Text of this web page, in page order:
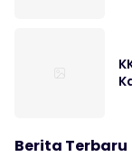
Berita Terbaru